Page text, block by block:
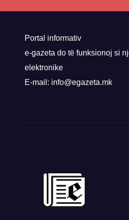
Portal informativ
e-gazeta do të funksionoj si
elektronike
E-mail: info@egazeta.mk